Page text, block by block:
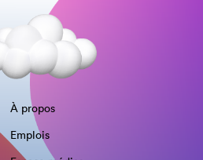
À propos
Emplois